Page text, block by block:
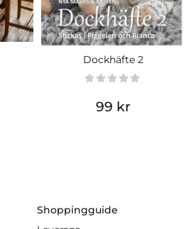
Dockhäfte 2
99 kr
Shoppingguide